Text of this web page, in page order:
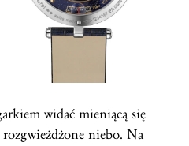
widać mieniącą się
niebo. Na